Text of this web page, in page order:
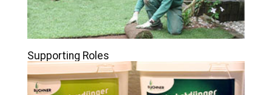
Supporting Roles